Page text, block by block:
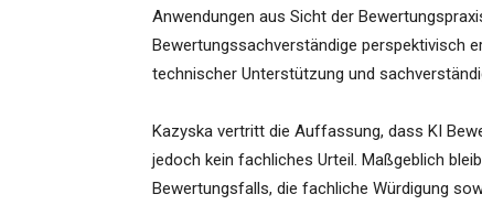
Anwendungen aus Sicht der
Bewertungssachverständige perspektivisch
technischer Unterstützung und
Kazyska vertritt die Auffassung, dass KI
jedoch kein fachliches Urteil. Maßgeblich
Bewertungsfalls, die fachliche Würdigung